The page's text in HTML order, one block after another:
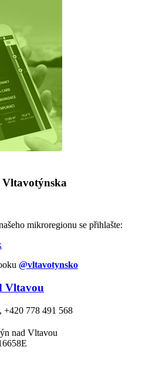
mikroregionu se přihlašte:
@vltavotynsko
Vltavou
+420 778 491 568
nad Vltavou